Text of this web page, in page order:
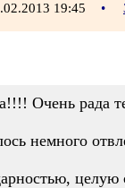
19:45 •
Очень рада
немного
целую